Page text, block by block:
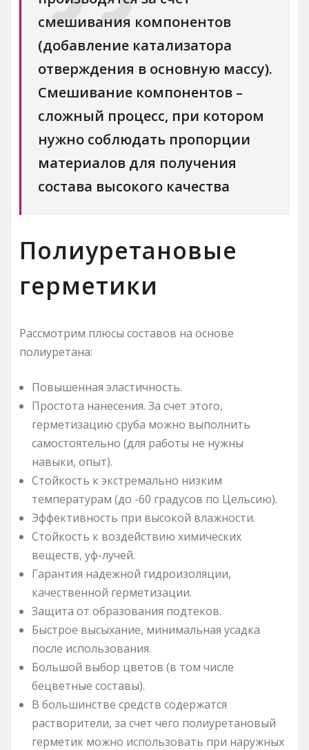
смешивания компонентов
(добавление катализатора
отверждения в основную массу).
Смешивание компонентов –
сложный процесс, при котором
нужно соблюдать пропорции
материалов для получения
состава высокого качества
Полиуретановые
герметики
Рассмотрим плюсы составов на основе
полиуретана:
Повышенная эластичность.
Простота нанесения. За счет этого,
герметизацию сруба можно выполнить
самостоятельно (для работы не нужны
навыки, опыт).
Стойкость к экстремально низким
температурам (до -60 градусов по Цельсию).
Эффективность при высокой влажности.
Стойкость к воздействию химических
веществ, уф-лучей.
Гарантия надежной гидроизоляции,
качественной герметизации.
Защита от образования подтеков.
Быстрое высыхание, минимальная усадка
после использования.
Большой выбор цветов (в том числе
бецветные составы).
В большинстве средств содержатся
растворители, за счет чего полиуретановый
герметик можно использовать при наружных